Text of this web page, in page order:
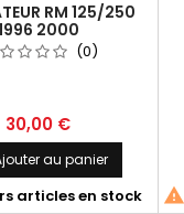
RM 125/250
2000
(0)
30,00 €
au panier
articles en stock 